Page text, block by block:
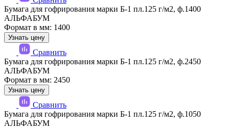
Бумага для гофрирования марки Б-1 пл.125 г/м2, ф.1400
АЛЬФАБУМ
Формат в мм: 1400
Узнать цену
Сравнить
Бумага для гофрирования марки Б-1 пл.125 г/м2, ф.2450
АЛЬФАБУМ
Формат в мм: 2450
Узнать цену
Сравнить
Бумага для гофрирования марки Б-1 пл.125 г/м2, ф.1050
АЛЬФАБУМ